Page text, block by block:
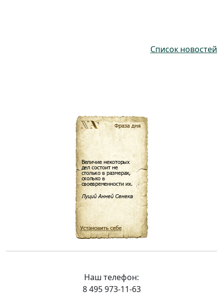
Список новостей
Наш телефон:
8 495 973-11-63